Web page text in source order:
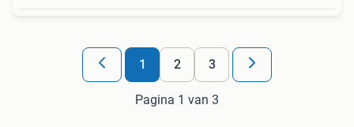
1 2 3
Pagina 1 van 3